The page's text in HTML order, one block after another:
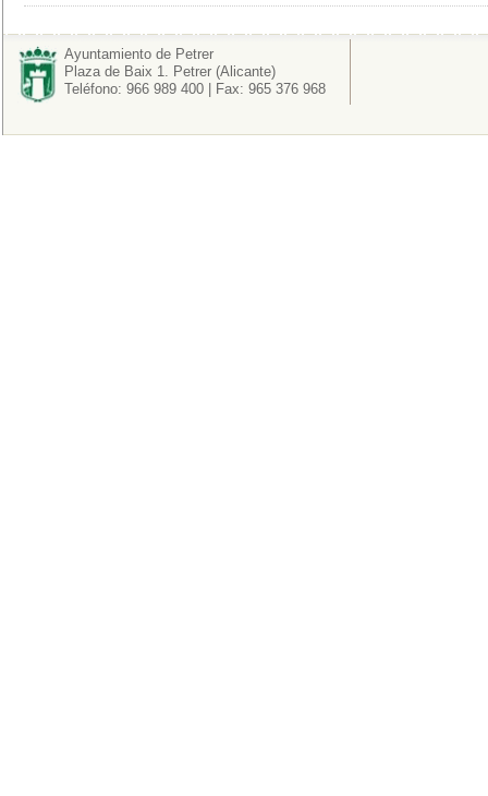
Ayuntamiento de Petrer
Plaza de Baix 1. Petrer (Alicante)
Teléfono: 966 989 400 | Fax: 965 376 968